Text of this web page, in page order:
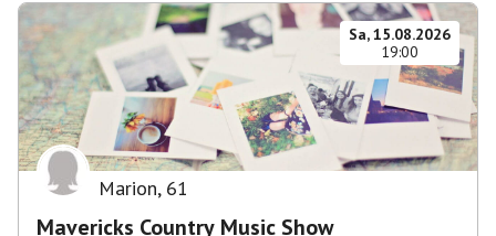
Sa, 15.08.2026
19:00
Marion, 61
Mavericks Country Music Show